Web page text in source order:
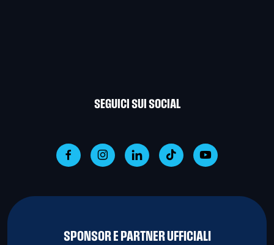
SEGUICI SUI SOCIAL
SPONSOR E PARTNER UFFICIALI